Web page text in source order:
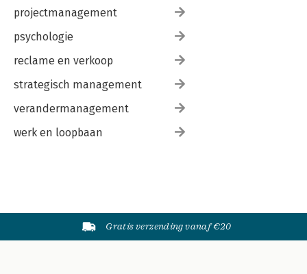
projectmanagement
psychologie
reclame en verkoop
strategisch management
verandermanagement
werk en loopbaan
Gratis verzending vanaf €20